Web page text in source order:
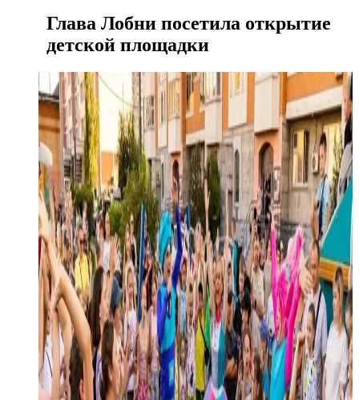
Глава Лобни посетила открытие
детской площадки